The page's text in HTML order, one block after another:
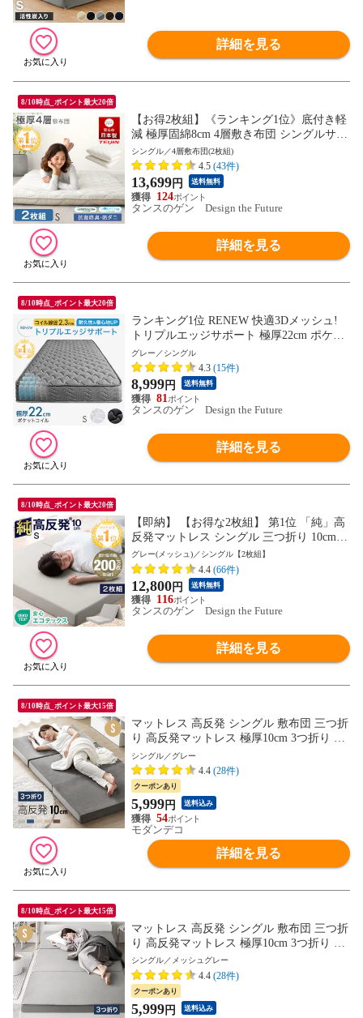
詳細を見る
8/10時点_ポイント最大20倍
【お得2枚組】《ランキング1位》底付き軽
減 極厚固綿8cm 4層敷き布団 シングルサイ
ズ 2枚 セット 日本製 防ダニ 抗菌防臭 吸汗
速乾 固綿 敷布団 マットレス不要 四層敷
帝人マイティトップ 国産 22200038【予
約】8月下旬※8/31までに出荷予定
シングル／4層敷布団(2枚組)
4.5 (43件)
13,699円 送料無料
124
タンスのゲン Design the Future
詳細を見る
8/10時点_ポイント最大20倍
ランキング1位 RENEW 快適3Dメッシュ!
トリプルエッジサポート 極厚22cm ポケッ
トコイル マットレス シングル 線径2.3mm
シックハウス対策済 ニット生地 スプリン
グマット ベッドマット 1780000684〔グレ
ー〕【予約】8月11日より順次出荷予定
グレー／シングル
4.3 (15件)
8,999円 送料無料
81
タンスのゲン Design the Future
詳細を見る
8/10時点_ポイント最大20倍
【即納】 【お得な2枚組】 第1位 「純」高
反発マットレス シングル 三つ折り 10cm
密度25D 190N マット 折りたたみ 高反発
マットレス 敷布団 敷き布団 13810162 〔グ
レー(メッシュ)〕
グレー(メッシュ)／シングル【2枚組】
4.4 (66件)
12,800円 送料無料
116
タンスのゲン Design the Future
詳細を見る
8/10時点_ポイント最大15倍
マットレス 高反発 シングル 敷布団 三つ折
り 高反発マットレス 極厚10cm 3つ折り 送
料無料 マットレス ベッドマットレス シン
グルマットレス 高反発ウレタン 折りたた
みマットレス ウレタンマットレス 洗える
カバー【シングル／グレー】小型商品（ヤ
マト）
シングル／グレー
4.4 (28件)
クーポンあり
5,999円 送料込み
54
モダンデコ
詳細を見る
8/10時点_ポイント最大15倍
マットレス 高反発 シングル 敷布団 三つ折
り 高反発マットレス 極厚10cm 3つ折り 送
料無料 マットレス ベッドマットレス シン
グルマットレス 高反発ウレタン 折りたた
みマットレス ウレタンマットレス 洗える
カバー【シングル／メッシュグレー】小型
シングル／メッシュグレー
4.4 (28件)
クーポンあり
5,999円 送料込み